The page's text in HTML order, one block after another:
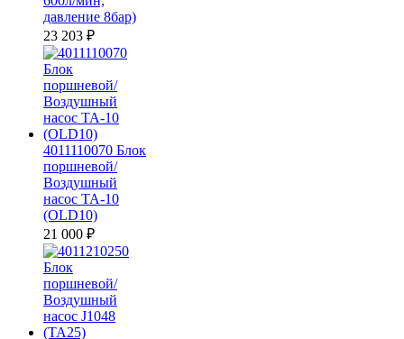
давление 8бар)
23 203 ₽
4011110070 Блок
поршневой/
Воздушный
насос ТА-10
(OLD10)
21 000 ₽